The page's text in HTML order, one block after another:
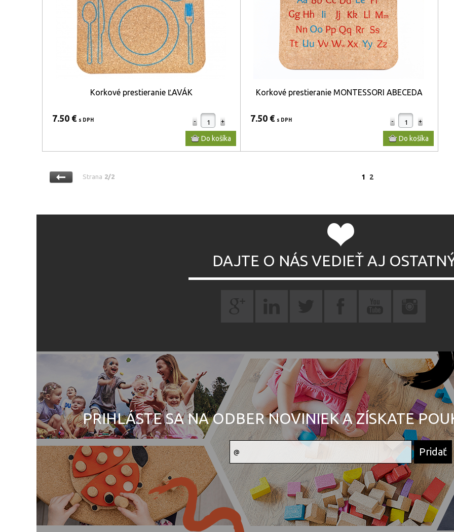
Korkové prestieranie ĽAVÁK
7.50 € s DPH
Korkové prestieranie MONTESSORI ABECEDA
7.50 € s DPH
Strana 2/2 1 2
DAJTE O NÁS VEDIEŤ AJ
PRIHLÁSTE SA NA ODBER NOVINIEK A ZÍSKATE